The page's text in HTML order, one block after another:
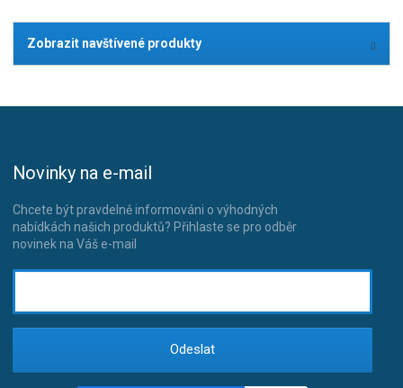
Zobrazit navštívené produkty
Novinky na e-mail
Chcete být pravdelně informováni o výhodných
nabídkách našich produktů? Přihlaste se pro odběr
novinek na Váš e-mail
Odeslat